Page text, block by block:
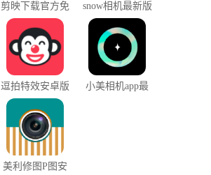
剪映下载官方免
费版
snow相机最新版
下载
逗拍特效安卓版
下载
小美相机app最
美利修图P图安